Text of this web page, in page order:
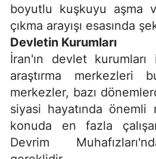
boyutlu kuşkuyu aşma
çıkma arayışı esasında
Devletin Kurumları
İran'ın devlet
araştırma merkezleri
merkezler, bazı
siyasi hayatında önemli
konuda en fazla
Devrim